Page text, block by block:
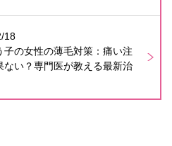
18
子の女性の薄毛対策：痛い注
ない？専門医が教える最新治